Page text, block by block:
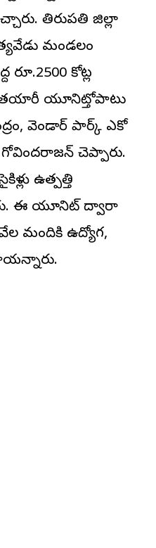
తిరుపతి జిల్లా
మండలం
రూ.2500 కోట్ల
తయారీ యూనిట్తోపాటు
వెండార్ పార్క్ ఎకో
చెప్పారు.
ఉత్పత్తి
ఈ యూనిట్ ద్వారా
వేల మందికి ఉద్యోగ,